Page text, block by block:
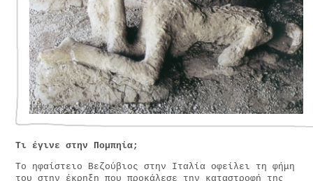
Τι έγινε στην Πομπηία;
Το ηφαίστειο Βεζούβιος στην Ιταλία οφείλει τη φήμη
του στην έκρηξη που προκάλεσε την καταστροφή της